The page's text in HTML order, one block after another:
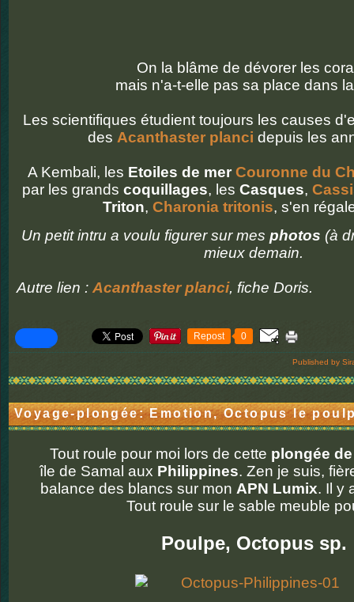
On la blâme de dévorer les
mais n'a-t-elle pas sa place dans
Les scientifiques étudient toujours les causes
des Acanthaster planci depuis les
A Kembali, les Etoiles de mer Couronne du
par les grands coquillages, les Casques,
Triton, Charonia tritonis, s'en
Un petit intru a voulu figurer sur mes photos (à
mieux demain.
Autre lien : Acanthaster planci, fiche Doris.
Repost 0
Published by
Voyage-plongée: Emotion, Octopus le
Tout roule pour moi lors de cette plongée
île de Samal aux Philippines. Zen je suis,
balance des blancs sur mon APN Lumix. Il y
Tout roule sur le sable meuble
Poulpe, Octopus sp.